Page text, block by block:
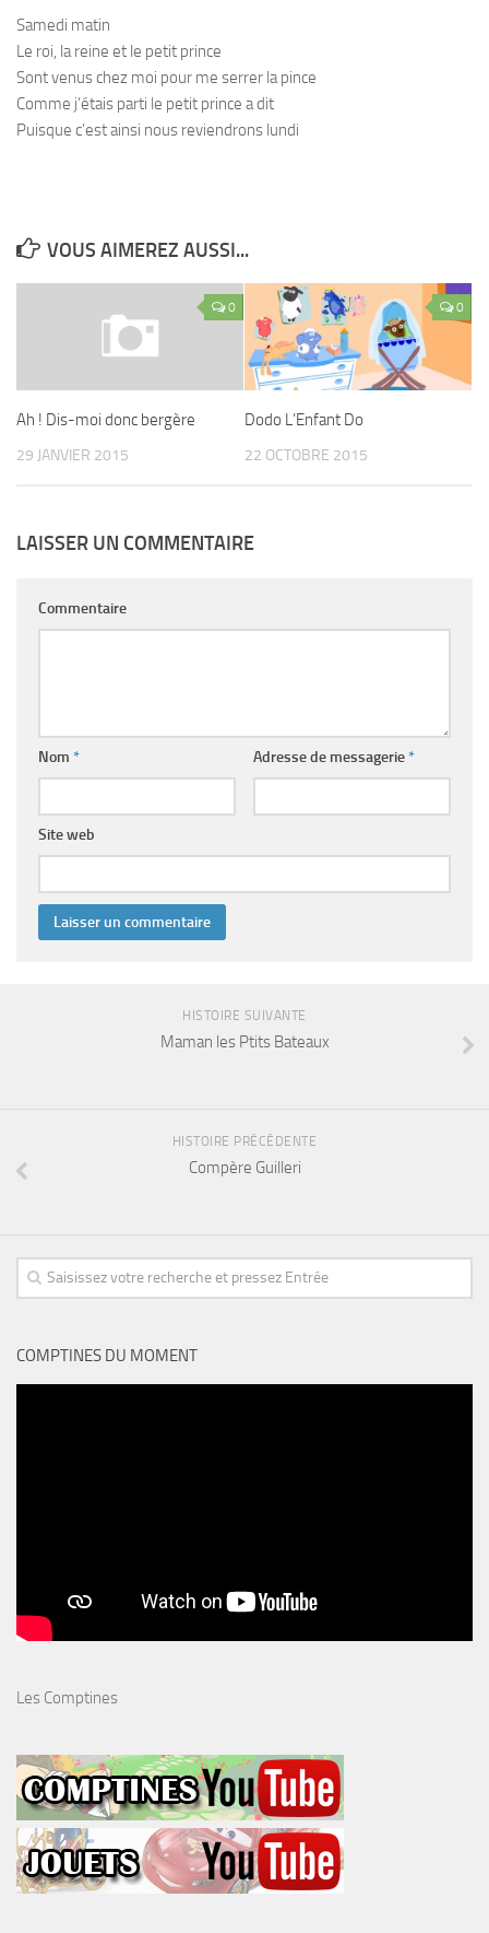
Samedi matin
Le roi, la reine et le petit prince
Sont venus chez moi pour me serrer la pince
Comme j’étais parti le petit prince a dit
Puisque c’est ainsi nous reviendrons lundi
VOUS AIMEREZ AUSSI...
0
Ah ! Dis-moi donc bergère
29 JANVIER 2015
0
Dodo L’Enfant Do
22 OCTOBRE 2015
LAISSER UN COMMENTAIRE
Commentaire
Nom * Adresse de messagerie*
Site web
HISTOIRE SUIVANTE
Maman les Ptits Bateaux
HISTOIRE PRÉCÉDENTE
Compère Guilleri
COMPTINES DU MOMENT
Les Comptines